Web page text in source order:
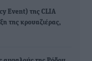
Event) της CLIA
της κρουαζιέρας,